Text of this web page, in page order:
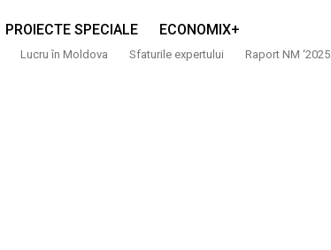
PROIECTE SPECIALE ECONOMIX+
Lucru în Moldova Sfaturile expertului Raport NM ‘2025